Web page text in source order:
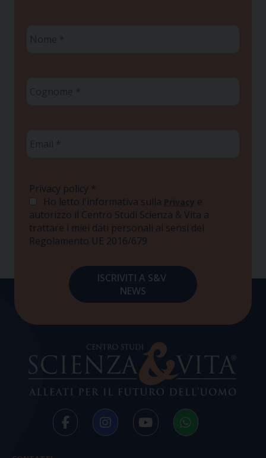
Privacy policy *
Ho letto l'informativa sulla Privacy e
autorizzo il Centro Studi Scienza & Vita a
trattare i miei dati personali ai sensi del
Regolamento UE 2016/679